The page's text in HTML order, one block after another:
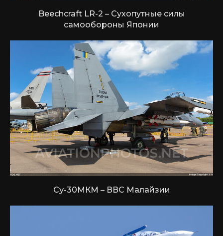
Beechcraft LR-2 – Сухопутные силы
самообороны Японии
Су-30МКМ – ВВС Малайзии